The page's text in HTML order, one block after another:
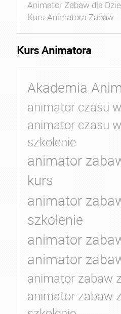
Animator Zabaw dla
Kurs Animatora Zabaw
Kurs Animatora
Akademia
animator czasu
animator czasu
szkolenie
animator
kurs
animator
szkolenie
animator
animator
animator zabaw
animator zabaw